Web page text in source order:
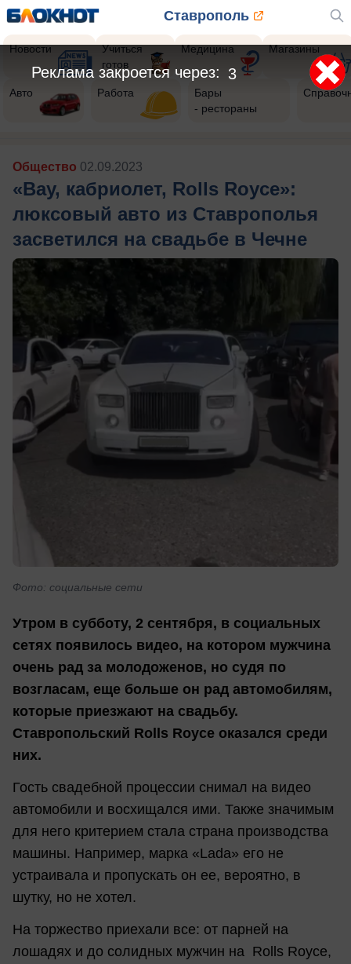
Ставрополь
Новости
Учиться
готов
Медицина Магазины
Авто Работа
Бары
- рестораны
Общество 02.09.2023
«Вау, кабриолет, Rolls Royce»:
люксовый авто из Ставрополья
засветился на свадьбе в Чечне
Фото: социальные сети
Утром в субботу, 2 сентября, в социальных
сетях появилось видео, на котором мужчина
очень рад за молодоженов, но судя по
возгласам, еще больше он рад автомобилям,
которые приезжают на свадьбу.
Ставропольский Rolls Royce оказался среди
них.
Гость свадебной процессии снимал на видео
автомобили и восхищался ими. Также значимым
для него критерием стала страна производства
машины. Например, марка «Lada» его не
устраивала и пропускать он ее, вероятно, в
шутку, но не хотел.
На торжество приехали все: от парней на
лошадях и до солидных мужчин на Rolls Royce,
1
Реклама закроется через: